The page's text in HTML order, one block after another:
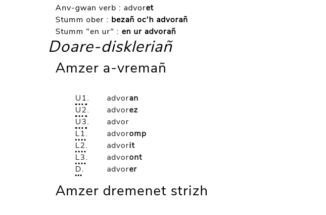
Anv-gwan verb : advoret
Stumm ober : bezañ oc'h advorañ
Stumm "en ur" : en ur advorañ
Doare-diskleriañ
Amzer a-vremañ
U1. advoran
U2. advorez
U3.
advor
L1. advoromp
L2. advorit
L3. advoront
D. advorer
Amzer dremenet strizh